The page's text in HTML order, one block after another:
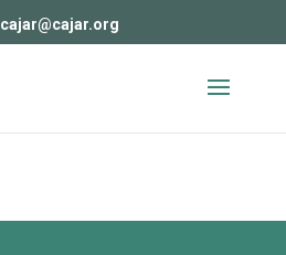
cajar@cajar.org